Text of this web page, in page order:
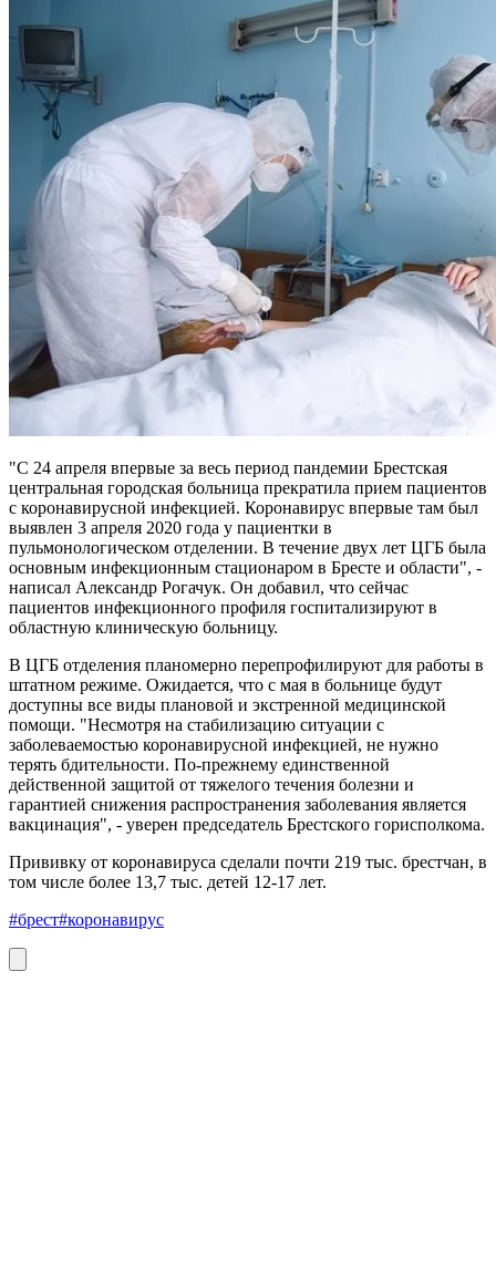
"С 24 апреля впервые за весь период пандемии Брестская
центральная городская больница прекратила прием пациентов
с коронавирусной инфекцией. Коронавирус впервые там был
выявлен 3 апреля 2020 года у пациентки в
пульмонологическом отделении. В течение двух лет ЦГБ была
основным инфекционным стационаром в Бресте и области", -
написал Александр Рогачук. Он добавил, что сейчас
пациентов инфекционного профиля госпитализируют в
областную клиническую больницу.
В ЦГБ отделения планомерно перепрофилируют для работы в
штатном режиме. Ожидается, что с мая в больнице будут
доступны все виды плановой и экстренной медицинской
помощи. "Несмотря на стабилизацию ситуации с
заболеваемостью коронавирусной инфекцией, не нужно
терять бдительности. По-прежнему единственной
действенной защитой от тяжелого течения болезни и
гарантией снижения распространения заболевания является
вакцинация", - уверен председатель Брестского горисполкома.
Прививку от коронавируса сделали почти 219 тыс. брестчан, в
том числе более 13,7 тыс. детей 12-17 лет.
#брест#коронавирус